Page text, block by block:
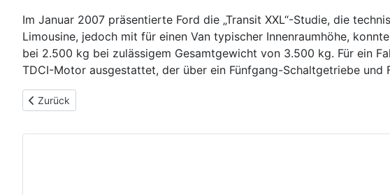
Im Januar 2007 präsentierte Ford die „Transit XXL“-Studie, die
Limousine, jedoch mit für einen Van typischer Innenraumhöhe,
bei 2.500 kg bei zulässigem Gesamtgewicht von 3.500 kg. Für ein
TDCI-Motor ausgestattet, der über ein Fünfgang-Schaltgetriebe und
Vorheriger Beitrag: Ford Transit (2000-2006)
Zurück